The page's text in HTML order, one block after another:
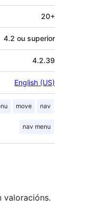
20+
4.2 ou superior
4.2.39
English (US)
move nav
nav menu
valoracións.